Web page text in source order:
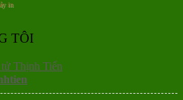
in
TÔI
tử Thịnh Tiến